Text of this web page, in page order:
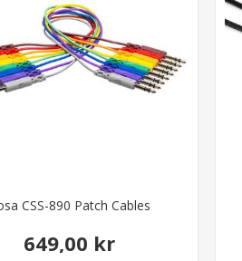
CSS-890 Patch Cables
649,00 kr